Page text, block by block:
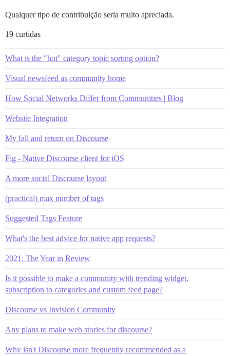
Qualquer tipo de contribuição seria muito apreciada.
19 curtidas
What is the "hot" category topic sorting option?
Visual newsfeed as community home
How Social Networks Differ from Communities | Blog
Website Integration
My fall and return on Discourse
Fig - Native Discourse client for iOS
A more social Discourse layout
(practical) max number of tags
Suggested Tags Feature
What's the best advice for native app requests?
2021: The Year in Review
Is it possible to make a community with trending widget,
subscription to categories and custom feed page?
Discourse vs Invision Community
Any plans to make web stories for discourse?
Why isn't Discourse more frequently recommended as a